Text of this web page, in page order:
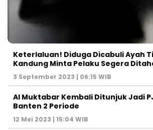
Keterlaluan! Diduga Dicabuli Ayah
Kandung Minta Pelaku Segera
3 September 2023 | 06:15 WIB
Al Muktabar Kembali Ditunjuk Jadi
Banten 2 Periode
12 Mei 2023 | 15:04 WIB